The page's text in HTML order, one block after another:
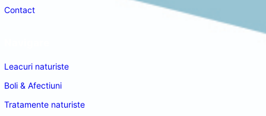
Contact
Leacuri naturiste
Boli & Afectiuni
Tratamente naturiste